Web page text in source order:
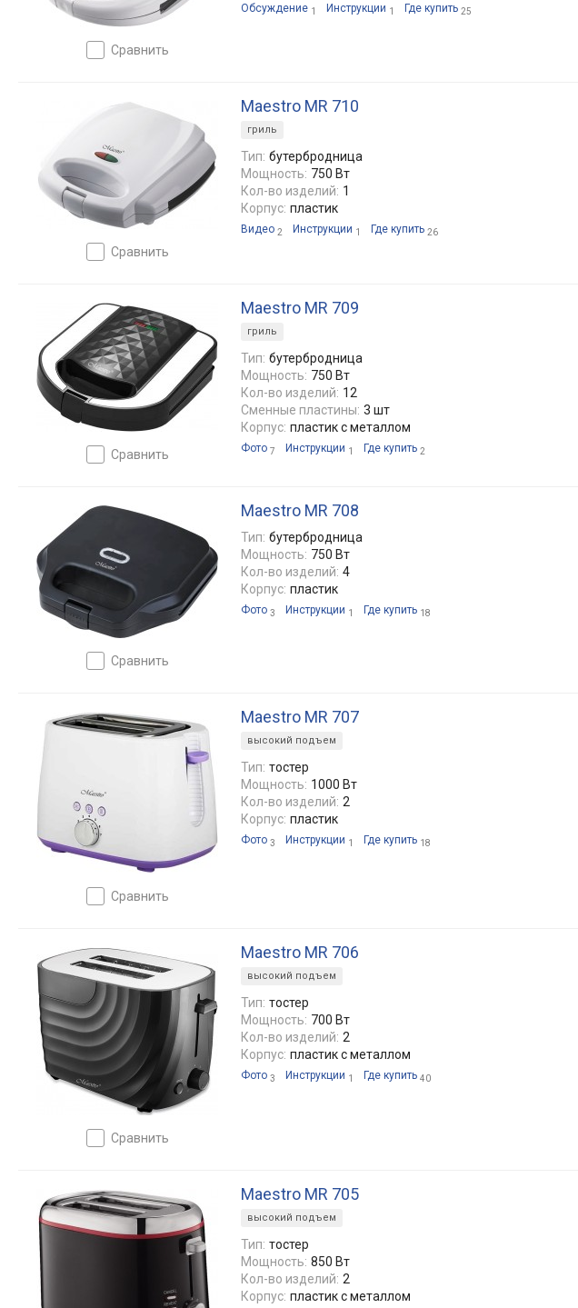
сравнить
Обсуждение 1 Инструкции 1 Где купить 25
сравнить
Maestro MR 710
гриль
Тип: бутербродница
Мощность: 750 Вт
Кол-во изделий: 1
Корпус: пластик
Видео 2 Инструкции 1 Где купить 26
сравнить
Maestro MR 709
гриль
Тип: бутербродница
Мощность: 750 Вт
Кол-во изделий: 12
Сменные пластины: 3 шт
Корпус: пластик с металлом
Фото 7 Инструкции 1 Где купить 2
сравнить
Maestro MR 708
Тип: бутербродница
Мощность: 750 Вт
Кол-во изделий: 4
Корпус: пластик
Фото 3 Инструкции 1 Где купить 18
сравнить
Maestro MR 707
высокий подъем
Тип: тостер
Мощность: 1000 Вт
Кол-во изделий: 2
Корпус: пластик
Фото 3 Инструкции 1 Где купить 18
сравнить
Maestro MR 706
высокий подъем
Тип: тостер
Мощность: 700 Вт
Кол-во изделий: 2
Корпус: пластик с металлом
Фото 3 Инструкции 1 Где купить 40
Maestro MR 705
высокий подъем
Тип: тостер
Мощность: 850 Вт
Кол-во изделий: 2
Корпус: пластик с металлом